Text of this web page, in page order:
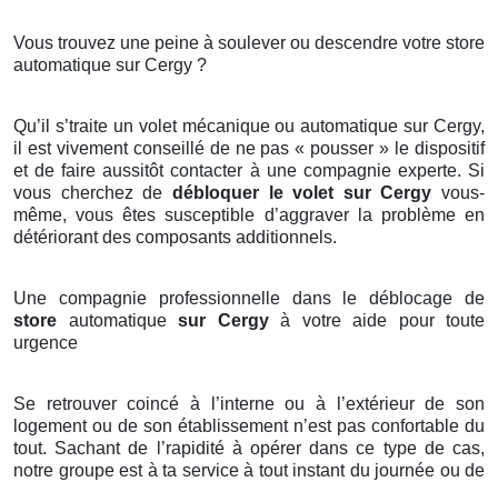
Vous trouvez une peine à soulever ou descendre votre store
automatique sur Cergy ?
Qu’il s’traite un volet mécanique ou automatique sur Cergy,
il est vivement conseillé de ne pas « pousser » le dispositif
et de faire aussitôt contacter à une compagnie experte. Si
vous cherchez de débloquer le volet sur Cergy vous-
même, vous êtes susceptible d’aggraver la problème en
détériorant des composants additionnels.
Une compagnie professionnelle dans le déblocage de
store automatique sur Cergyà votre aide pour toute
urgence
Se retrouver coincé à l’interne ou à l’extérieur de son
logement ou de son établissement n’est pas confortable du
tout. Sachant de l’rapidité à opérer dans ce type de cas,
notre groupe est à ta service à tout instant du journée ou de